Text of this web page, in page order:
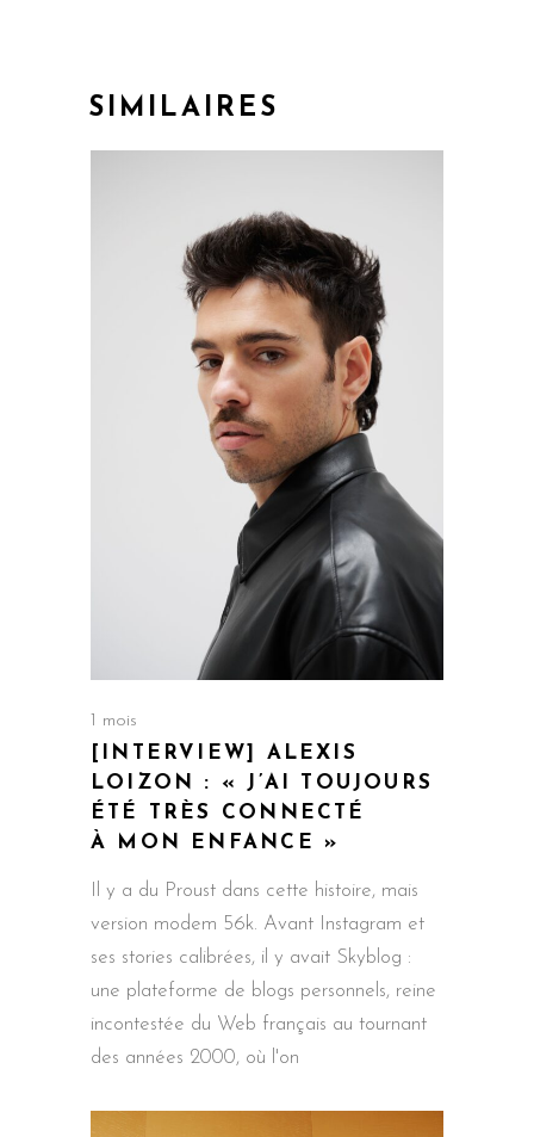
SIMILAIRES
1 mois
[INTERVIEW] ALEXIS
LOIZON : « J’AI TOUJOURS
ÉTÉ TRÈS CONNECTÉ
À MON ENFANCE »
Il y a du Proust dans cette histoire, mais
version modem 56k. Avant Instagram et
ses stories calibrées, il y avait Skyblog :
une plateforme de blogs personnels, reine
incontestée du Web français au tournant
des années 2000, où l'on